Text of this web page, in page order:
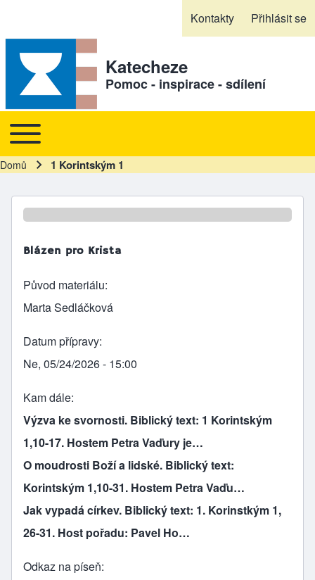
Kontakty Přihlásit se
Katecheze
Pomoc - inspirace - sdílení
Hlavní navigace
Toggle main menu
Drobečková navigace
Domů 1 Korintským 1
Blázen pro Krista
Původ materiálu
Marta Sedláčková
Datum přípravy
Ne, 05/24/2026 - 15:00
Kam dále
Výzva ke svornosti. Biblický text: 1 Korintským
1,10-17. Hostem Petra Vaďury je…
O moudrosti Boží a lidské. Biblický text:
Korintským 1,10-31. Hostem Petra Vaďu…
Jak vypadá církev. Biblický text: 1. Korinstkým 1,
26-31. Host pořadu: Pavel Ho…
Odkaz na píseň